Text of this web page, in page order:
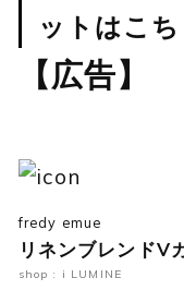
ットはこち
【広告】
fredy emue
リネンブレンド
shop : i LUMINE